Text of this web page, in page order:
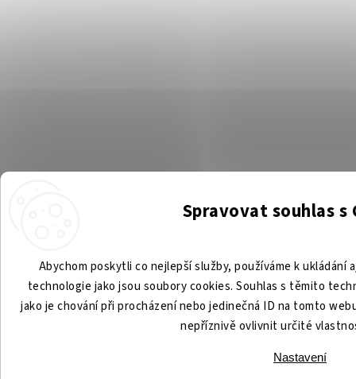
Spravovat souhlas s
Abychom poskytli co nejlepší služby, používáme k
technologie jako jsou soubory cookies. Souhlas s těmito
jako je chování při procházení nebo jedinečná ID na tomto
nepříznivě ovlivnit určité
Nastavení